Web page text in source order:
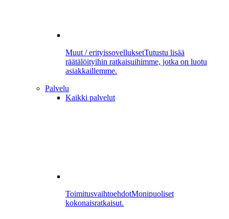
Muut / erityissovelluksetTutustu lisää
räätälöityihin ratkaisuihimme, jotka on luotu
asiakkaillemme.
Palvelu
Kaikki palvelut
ToimitusvaihtoehdotMonipuoliset
kokonaisratkaisut.